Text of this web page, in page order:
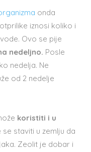
onda
iznosi koliko i
Ovo se pije
nedeljno. Posle
nedelja. Ne
od 2 nedelje
koristiti i u
staviti u zemlju da
Zeolit je dobar i